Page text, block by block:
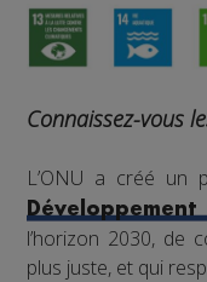
Connaissez-vous
L’ONU a créé un
l’horizon 2030, de
plus juste, et qui